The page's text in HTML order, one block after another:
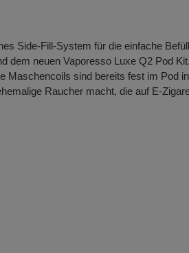
Side-Fill-System für die einfache
dem neuen Vaporesso Luxe Q2 Pod
Maschencoils sind bereits fest im Pod
Raucher macht, die auf E-